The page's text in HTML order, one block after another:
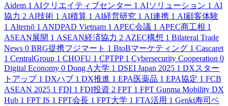
Aidem 1 AIクリエイティブセンター 1 AIソリューション 1 AI
協力 2 AI技術 1 AI積算 1 AI経営研究 1 AI連携 1 AI顧客体験
1 Alternō 1 ANDPAD Vietnam 1 APEC会議 1 APEC商工相 1
ASEAN展開 1 ASEAN経済協力 2 AZEC構想 1 Bilateral Trade
News 0 BRG提携フジマート 1 BtoBマーケティング 1 Cascaret
1 CentralGroup 1 CHOFU 1 CPTPP 1 Cybersecurity Cooperation 0
Digital Economy 0 Dong A大学 1 DSEI Japan 2025 1 DXスター
トアップ 1 DXハブ 1 DX推進 1 EPA医薬品 1 EPA協定 1 FCB
ASEAN 2025 1 FDI 1 FDI投資 2 FPT 1 FPT Gunma Mobility DX
Hub 1 FPT IS 1 FPT会長 1 FPT大学 1 FTA活用 1 Genki寿司ベ